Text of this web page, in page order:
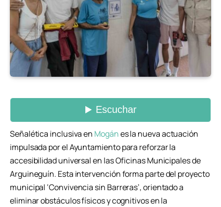
Señalética inclusiva en Mogánes la nueva actuación
impulsada por el Ayuntamiento para reforzar la
accesibilidad universal en las Oficinas Municipales de
Arguineguín. Esta intervención forma parte del proyecto
municipal ‘Convivencia sin Barreras’, orientado a
eliminar obstáculos físicos y cognitivos en la